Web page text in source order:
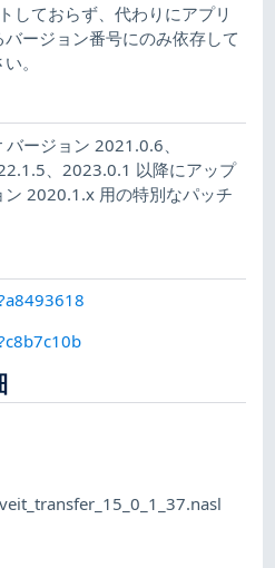
しておらず、代わりにアプリ
ージョン番号にのみ依存して
。
ージョン 2021.0.6、
、2023.0.1 以降にアップ
2020.1.x 用の特別なパッチ